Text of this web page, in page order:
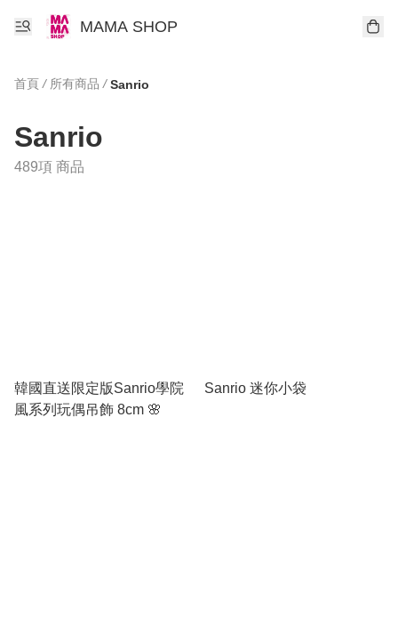
MAMA SHOP
首頁 / 所有商品 / Sanrio
Sanrio
489項 商品
韓國直送限定版Sanrio學院
風系列玩偶吊飾 8cm 🌸
Sanrio 迷你小袋